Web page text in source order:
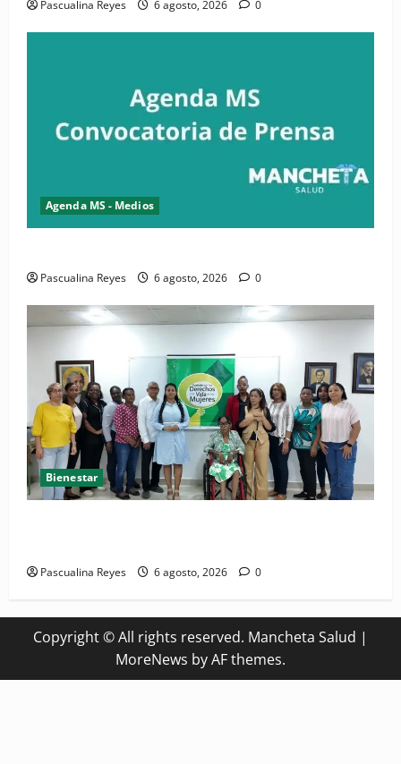
Pascualina Reyes 6 agosto, 2026 0
Agenda MS - Medios
Pascualina Reyes 6 agosto, 2026 0
Bienestar
Pascualina Reyes 6 agosto, 2026 0
Copyright © All rights reserved. Mancheta Salud |
MoreNews by AF themes.